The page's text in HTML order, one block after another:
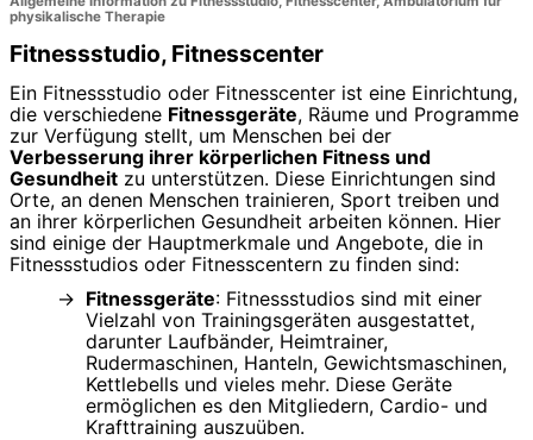
physikalische Therapie
Fitnessstudio, Fitnesscenter
Ein Fitnessstudio oder Fitnesscenter ist eine Einrichtung,
die verschiedene Fitnessgeräte, Räume und Programme
zur Verfügung stellt, um Menschen bei der
Verbesserung ihrer körperlichen Fitness und
Gesundheit zu unterstützen. Diese Einrichtungen sind
Orte, an denen Menschen trainieren, Sport treiben und
an ihrer körperlichen Gesundheit arbeiten können. Hier
sind einige der Hauptmerkmale und Angebote, die in
Fitnessstudios oder Fitnesscentern zu finden sind:
Fitnessgeräte: Fitnessstudios sind mit einer
Vielzahl von Trainingsgeräten ausgestattet,
darunter Laufbänder, Heimtrainer,
Rudermaschinen, Hanteln, Gewichtsmaschinen,
Kettlebells und vieles mehr. Diese Geräte
ermöglichen es den Mitgliedern, Cardio- und
Krafttraining auszuüben.